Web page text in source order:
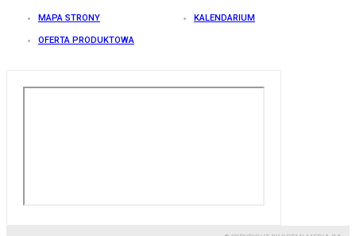
MAPA STRONY KALENDARIUM
OFERTA PRODUKTOWA